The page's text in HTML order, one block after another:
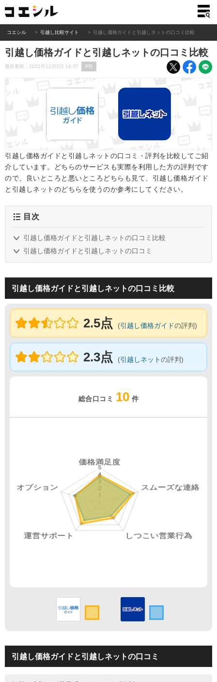
コエシル 引越し比較サイト 引越し価格ガイドと引越しネットの口コミ比較
引越し価格ガイドと引越しネットの口コミ比較
最終更新：2021年12月3日 14:37 PR
引越し価格ガイドと引越しネットの口コミ・評判を比較してご紹
介しています。どちらのサービスも実際を利用した方の評判です
ので、良いところと悪いところどちらも見て、引越し価格ガイド
と引越しネットのどちらを使うのか参考にしてください。
目次
引越し価格ガイドと引越しネットの口コミ比較
引越し価格ガイドと引越しネットの口コミ
引越し価格ガイドと引越しネットの口コミ比較
2.5点 (引越し価格ガイドの評判)
2.3点 (引越しネットの評判)
総合口コミ 10 件
引越し価格ガイドと引越しネットの口コミ